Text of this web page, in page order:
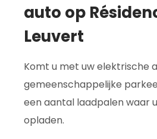
auto op
Leuvert
Komt u met uw elektrische
gemeenschappelijke
een aantal laadpalen waar
opladen.